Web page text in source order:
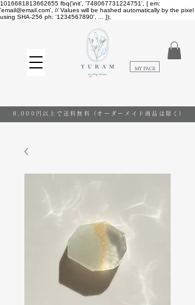
1016681813662655 fbq('init', '748067731224751', { em:
'email@email.com', // Values will be hashed automatically by the pixel
using SHA-256 ph: '1234567890', ... });
​MY PAGE
8,000円以上で送料無料 (オーダーメイド商品は除く)